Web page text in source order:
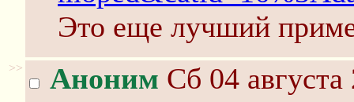
Это еще лучший
>> Аноним Сб 04